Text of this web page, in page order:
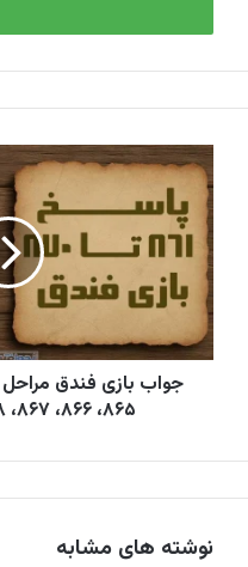
ا
ی
خ
و
د
ر
ا
و
ا
ر
د
د
۸۶۵، ۸۶۶، ۸۶۷، ۸۶۸، ۸۶۹ و ۸۷۰
نوشته های مشابه